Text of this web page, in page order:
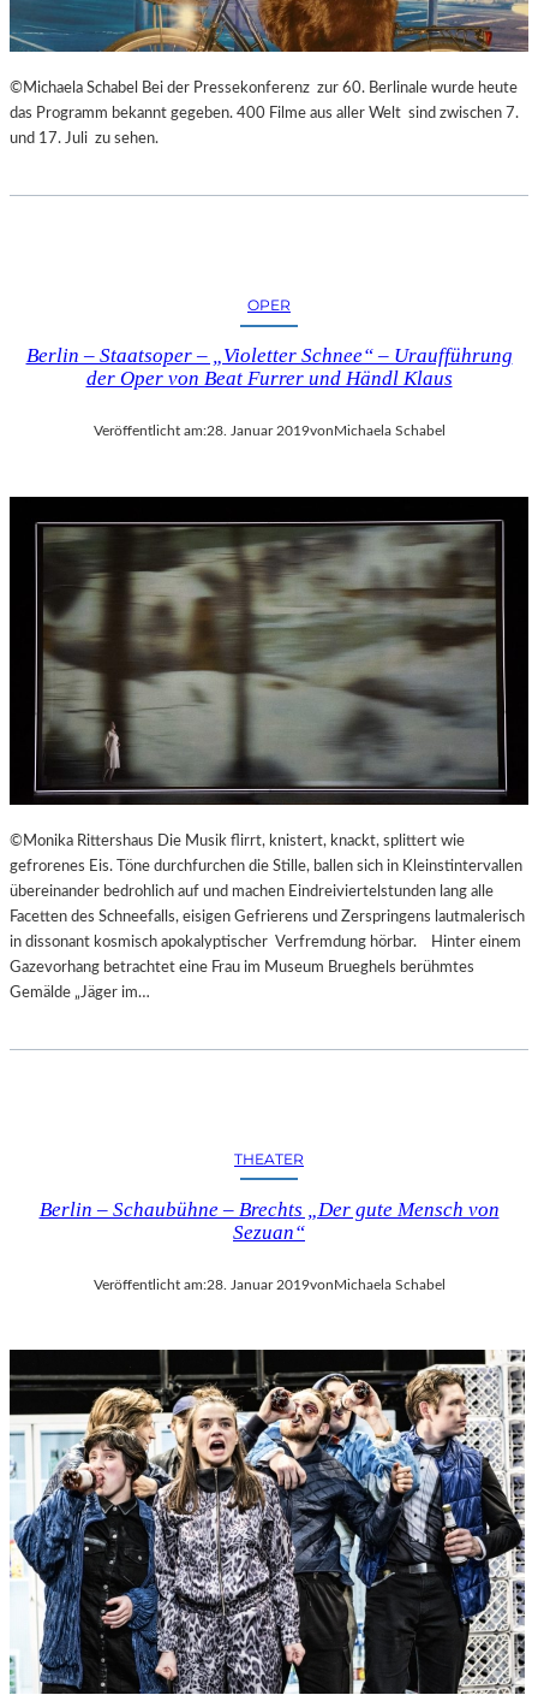
©Michaela Schabel Bei der Pressekonferenz zur 60. Berlinale wurde heute
das Programm bekannt gegeben. 400 Filme aus aller Welt sind zwischen 7.
und 17. Juli zu sehen.
OPER
Berlin – Staatsoper – „Violetter Schnee“ – Uraufführung
der Oper von Beat Furrer und Händl Klaus
Veröffentlicht am:28. Januar 2019von Michaela Schabel
©Monika Rittershaus Die Musik flirrt, knistert, knackt, splittert wie
gefrorenes Eis. Töne durchfurchen die Stille, ballen sich in Kleinstintervallen
übereinander bedrohlich auf und machen Eindreiviertelstunden lang alle
Facetten des Schneefalls, eisigen Gefrierens und Zerspringens lautmalerisch
in dissonant kosmisch apokalyptischer Verfremdung hörbar. Hinter einem
Gazevorhang betrachtet eine Frau im Museum Brueghels berühmtes
Gemälde „Jäger im…
THEATER
Berlin – Schaubühne – Brechts „Der gute Mensch von
Sezuan“
Veröffentlicht am:28. Januar 2019vonMichaela Schabel